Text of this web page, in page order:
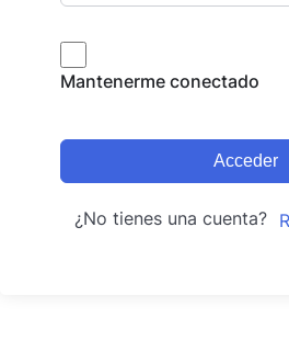
Mantenerme conectado
Acceder
¿No tienes una cuenta?